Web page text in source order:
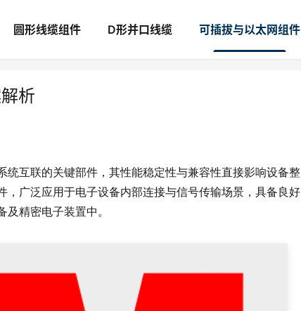
圆形线缆组件 D形并口线缆 可插拔与以太网组件
析
互联的关键部件，其性能稳定性与兼容性直接影响设备整
广泛应用于电子设备内部连接与信号传输场景，具备良好
精密电子装置中。